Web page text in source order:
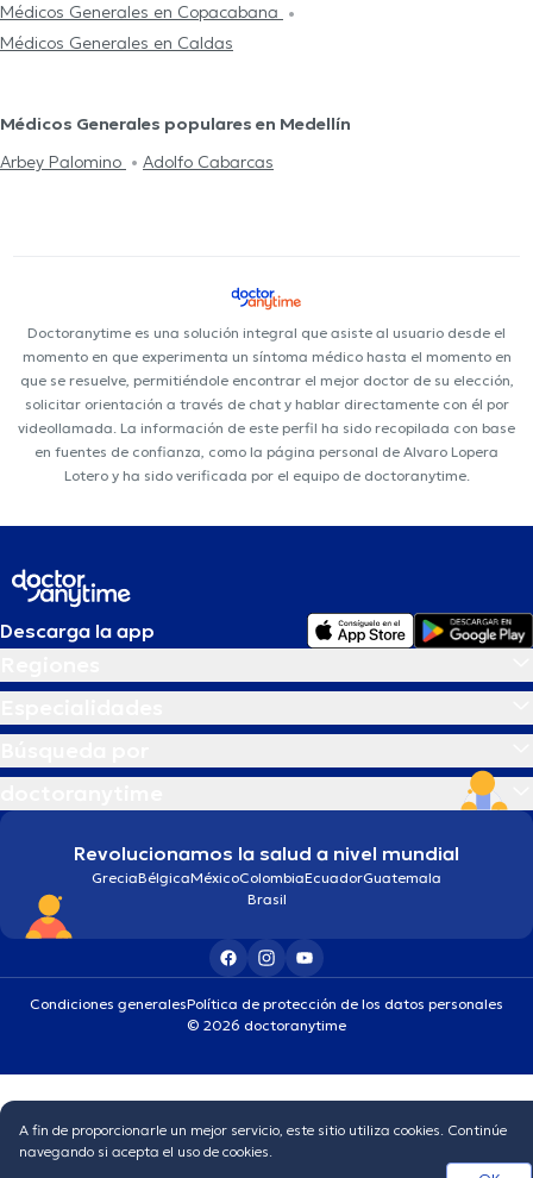
Médicos Generales en Copacabana
Médicos Generales en Caldas
Médicos Generales populares en Medellín
Arbey Palomino
Adolfo Cabarcas
Doctoranytime es una solución integral que asiste al usuario desde el
momento en que experimenta un síntoma médico hasta el momento en
que se resuelve, permitiéndole encontrar el mejor doctor de su elección,
solicitar orientación a través de chat y hablar directamente con él por
videollamada. La información de este perfil ha sido recopilada con base
en fuentes de confianza, como la página personal de Alvaro Lopera
Lotero y ha sido verificada por el equipo de doctoranytime.
Descarga la app
Revolucionamos la salud a nivel mundial
GreciaBélgicaMéxicoColombiaEcuadorGuatemala
Brasil
Condiciones generalesPolítica de protección de los datos personales
© 2026 doctoranytime
A fin de proporcionarle un mejor servicio, este sitio utiliza cookies. Continúe
navegando si acepta el uso de cookies.